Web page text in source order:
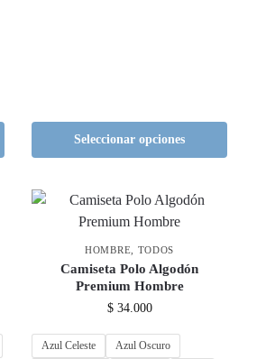
Seleccionar opciones
HOMBRE TODOS
Camiseta Polo Algodón
Premium Hombre
$34.000
Azul Celeste
Azul Oscuro